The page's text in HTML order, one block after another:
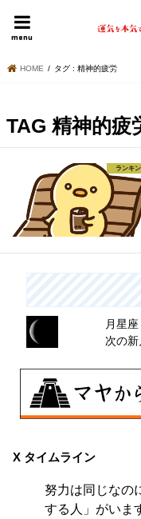
menu
HOME
HOME タグ : 精神的疲労
TAG 精神的疲
ランキ
月星
次の新
大きくエネルギーを
X タイムライン
努力は同じなの
する人」がいま